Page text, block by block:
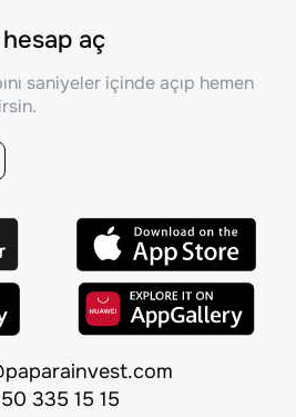
aç
saniyeler içinde açıp hemen
335 15 15